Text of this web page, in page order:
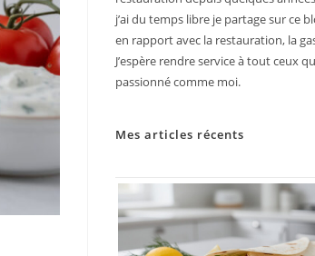
j’ai du temps libre je partage sur ce
en rapport avec la restauration, la
J’espère rendre service à tout ceux
passionné comme moi.
Mes articles récents